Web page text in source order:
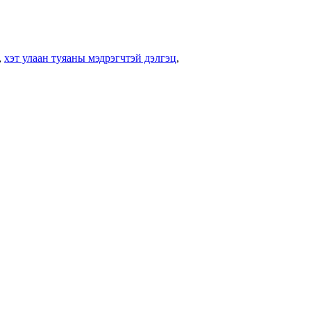
, хэт улаан туяаны мэдрэгчтэй дэлгэц,